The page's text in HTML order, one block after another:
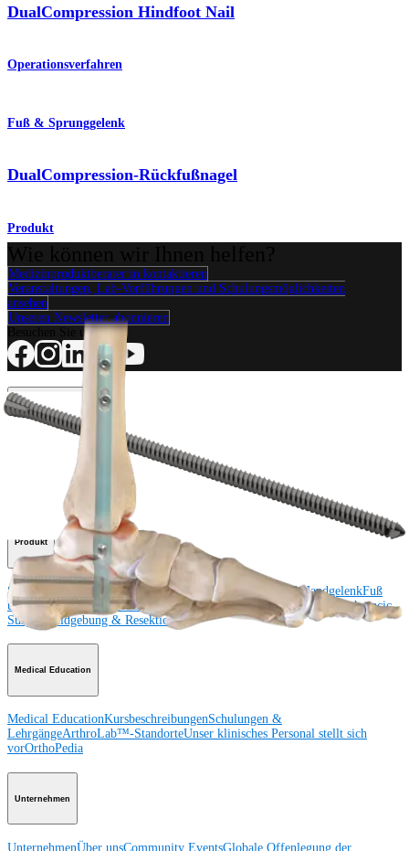
DualCompression Hindfoot Nail
Operationsverfahren
Fuß & Sprunggelenk
DualCompression-Rückfußnagel
Produkt
Medizinproduktberater:in kontaktieren
Veranstaltungen, Lab-Vorführungen und Schulungsmöglichkeiten
ansehen
Unseren Newsletter abonnieren
Besuchen Sie uns
Operationsverfahren
Ellenbogen Schulterendoprothetik
und Sprunggelenk
Trauma OrthobiologieCardiothoracic
Wirbelsäule
Produkt
Schulter EllenbogenSchulterendoprothetik Hand und HandgelenkFuß
und Sprunggelenk
HüfteOrthobiologieHerz-Thoraxchirurgie
Cardiothoracic
Surgery Bildgebung & Resektion
Medical Education
Medical EducationKursbeschreibungenSchulungen &
LehrgängeArthroLab™-StandorteUnser klinisches Personal stellt sich
vorOrthoPedia
Unternehmen
UnternehmenÜber unsCommunity EventsGlobale Offenlegung der